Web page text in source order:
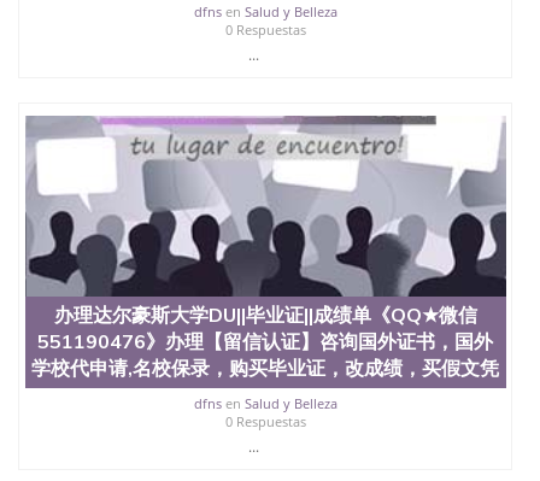
dfnsen Salud y Belleza
0 Respuestas
...
办理达尔豪斯大学DU||毕业证||成绩单《QQ★微信
551190476》办理【留信认证】咨询国外证书，国外
学校代申请,名校保录，购买毕业证，改成绩，买假文凭
dfnsen Salud y Belleza
0 Respuestas
...